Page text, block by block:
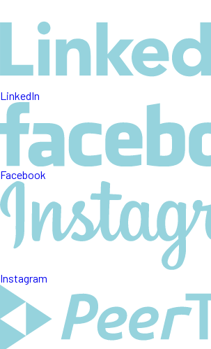
LinkedIn
Facebook
Instagram